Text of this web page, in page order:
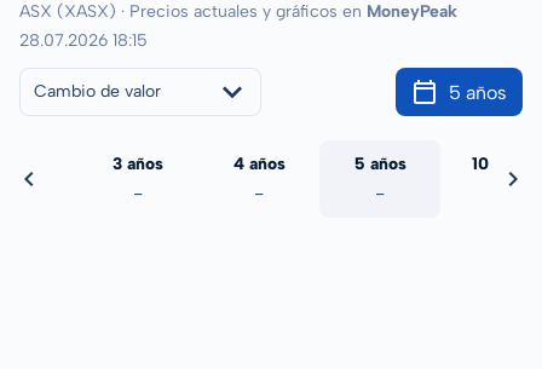
ASX (XASX) · Precios actuales y gráficos en MoneyPeak
28.07.2026 18:15
Cambio de valor 5 años
3 años
-
4 años
-
5 años
-
10 años